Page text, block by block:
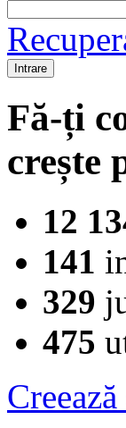
Fă-ți
crește
12
141
329
475